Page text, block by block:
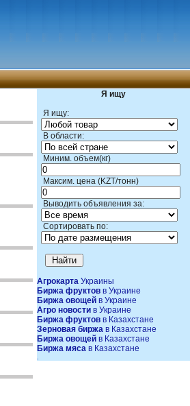
Я ищу
Я ищу:
В области:
Миним. объем(кг)
Максим. цена (KZT/тонн)
Выводить объявления за:
Сортировать по:
Агрокарта Украины
Биржа фруктов в Украине
Биржа овощей в Украине
Агро новости в Украине
Биржа фруктов в Казахстане
Зерновая биржа в Казахстане
Биржа овощей в Казахстане
Биржа мяса в Казахстане